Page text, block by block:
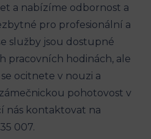
a nabízíme odbornost a
pro profesionální a
služby jsou dostupné
pracovních hodinách, ale
ocitnete v nouzi a
pohotovost v
nás kontaktovat na
007.